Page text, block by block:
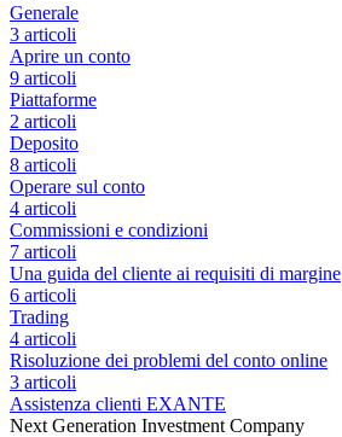
Generale
3 articoli
Aprire un conto
9 articoli
Piattaforme
2 articoli
Deposito
8 articoli
Operare sul conto
4 articoli
Commissioni e condizioni
7 articoli
Una guida del cliente ai requisiti di margine
6 articoli
Trading
4 articoli
Risoluzione dei problemi del conto online
3 articoli
Assistenza clienti EXANTE
Next Generation Investment Company